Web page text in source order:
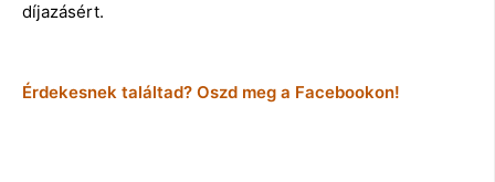
díjazásért.
Érdekesnek találtad? Oszd meg a Facebookon!